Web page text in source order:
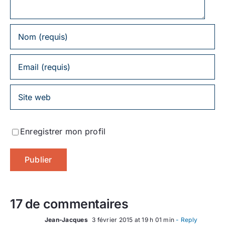
17 de commentaires
Jean-Jacques 3 février 2015 at 19 h 01 min - Reply
Enregistrer mon profil